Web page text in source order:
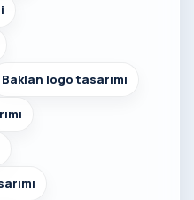
Baklan logo tasarımı